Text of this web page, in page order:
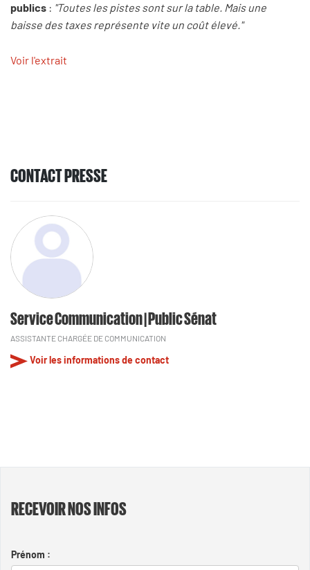
publics : "Toutes les pistes sont sur la table. Mais une
baisse des taxes représente vite un coût élevé."
Voir l'extrait
CONTACT PRESSE
Service Communication | Public Sénat
ASSISTANTE CHARGÉE DE COMMUNICATION
Voir les informations de contact
RECEVOIR NOS INFOS
Prénom :